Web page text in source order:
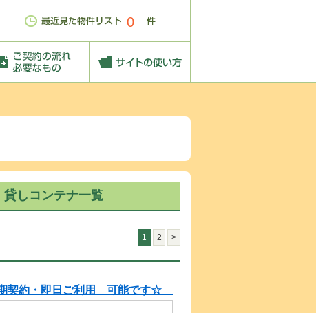
0
しコンテナ一覧
1 2 >
契約・即日ご利用 可能です☆